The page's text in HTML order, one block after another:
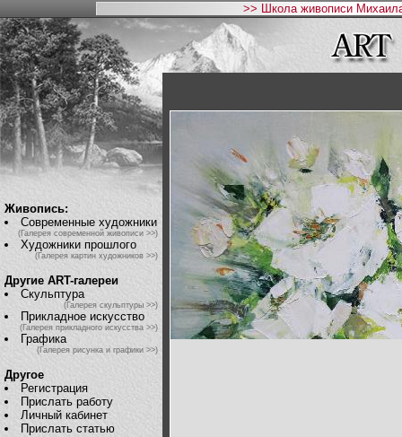
>> Школа живописи
Живопись:
Современные художники
(Галерея современной живописи >>)
Художники прошлого
(Галерея картин художников >>)
Другие ART-галереи
Скульптура
(Галерея скульптуры >>)
Прикладное искусство
(Галерея прикладного искусства >>)
Графика
(Галерея рисунка и графики >>)
Другое
Регистрация
Прислать работу
Личный кабинет
Прислать статью